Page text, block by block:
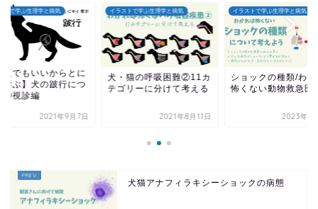
トで学ぶ生理学と病気
更でもいいからとに
学ぶ】犬の跛行につ
③視診編
2021年9月7日
イラストで学ぶ生理学と病気
犬・猫の呼吸困難②11カ
テゴリーに分けて考える
2021年8月11日
イラストで学ぶ生理学と病気
ショックの種類/わ
怖くない動物救急医
2023年1
犬猫アナフィラキシーショックの病態